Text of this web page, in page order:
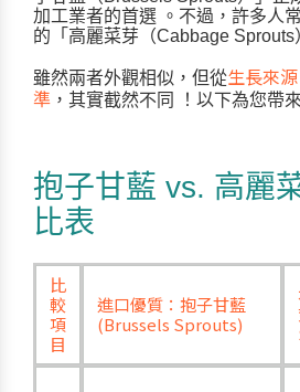
加工業者的首選 。不過，許多人
的「高麗菜芽（Cabbage Sprouts
雖然兩者外觀相似，但從生長來源
準 ，其實截然不同 ！以下為您帶
抱子甘藍 vs. 高麗
比表
比
較
項
目
進口優質：抱子甘藍
(Brussels Sprouts)